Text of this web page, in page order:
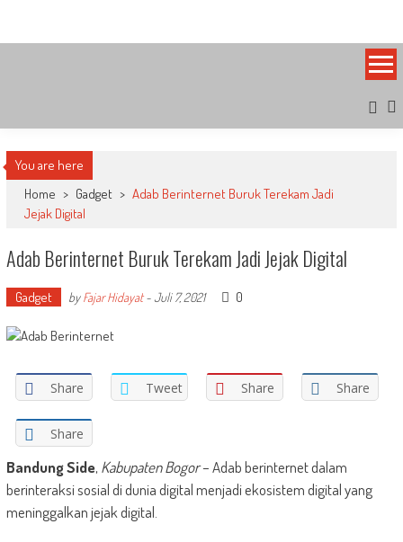
content
You are here
Home > Gadget > Adab Berinternet Buruk Terekam Jadi
Jejak Digital
Adab Berinternet Buruk Terekam Jadi Jejak Digital
Gadget byFajar Hidayat-Juli 7, 2021 0
Share Tweet Share Share
Share
Bandung Side, Kabupaten Bogor– Adab berinternet dalam
berinteraksi sosial di dunia digital menjadi ekosistem digital yang
meninggalkan jejak digital.